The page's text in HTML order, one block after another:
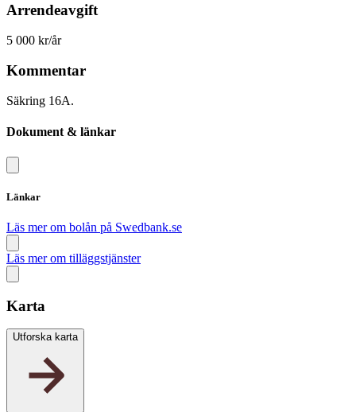
Arrendeavgift
5 000 kr/år
Kommentar
Säkring 16A.
Dokument & länkar
Länkar
Läs mer om bolån på Swedbank.se
Läs mer om tilläggstjänster
Karta
Utforska karta